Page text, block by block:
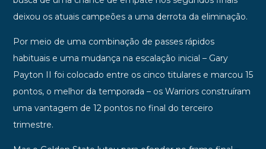
deixou os atuais campeões a uma derrota da eliminação.
Por meio de uma combinação de passes rápidos
habituais e uma mudança na escalação inicial – Gary
Payton II foi colocado entre os cinco titulares e marcou 15
pontos, o melhor da temporada – os Warriors construíram
uma vantagem de 12 pontos no final do terceiro
trimestre.